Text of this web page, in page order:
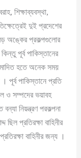
শিক্ষাব্যবস্থা,
দুই প্রদেশের
অঙ্কের প্রকল্পগুলোর
পূর্ব পাকিস্তানের
হতে অনেক সময়
পূর্ব পাকিস্তানে প্রতি
ও সম্পদের ভয়াবহ
নিয়ন্ত্রণ পরকল্পনা
প্রতিরক্ষা বাহিনীর
বাহিনীর জন্য ।